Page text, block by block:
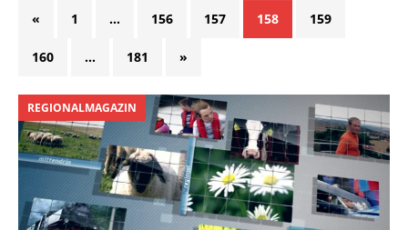
« 1 … 156 157 158 159
160 … 181 »
REGIONALMAGAZIN